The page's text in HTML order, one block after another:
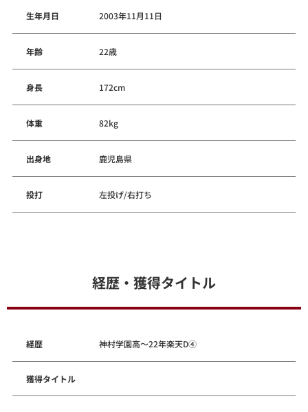
生年月日 2003年11月11日
年齢 22歳
身長 172cm
体重 82kg
出身地 鹿児島県
投打 左投げ/右打ち
経歴・獲得タイトル
経歴 神村学園高～22年楽天D④
獲得タイトル